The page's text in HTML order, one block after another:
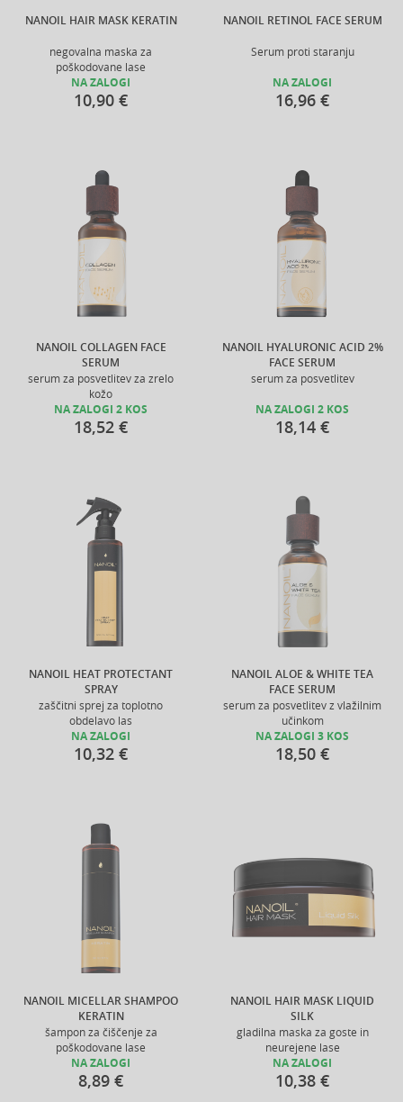
NANOIL HAIR MASK KERATIN
negovalna maska za
poškodovane lase
NA ZALOGI
10,90 €
NANOIL RETINOL FACE SERUM
Serum proti staranju
NA ZALOGI
16,96 €
NANOIL COLLAGEN FACE
SERUM
serum za posvetlitev za zrelo
kožo
NA ZALOGI 2 KOS
18,52 €
NANOIL HYALURONIC ACID 2%
FACE SERUM
serum za posvetlitev
NA ZALOGI 2 KOS
18,14 €
NANOIL HEAT PROTECTANT
SPRAY
zaščitni sprej za toplotno
obdelavo las
NA ZALOGI
10,32 €
NANOIL ALOE & WHITE TEA
FACE SERUM
serum za posvetlitev z vlažilnim
učinkom
NA ZALOGI 3 KOS
18,50 €
NANOIL MICELLAR SHAMPOO
KERATIN
šampon za čiščenje za
poškodovane lase
NA ZALOGI
8,89 €
NANOIL HAIR MASK LIQUID
SILK
gladilna maska za goste in
neurejene lase
NA ZALOGI
10,38 €